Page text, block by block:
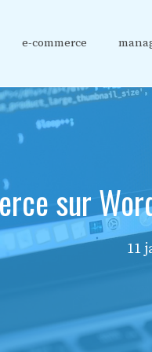
e-commerce
sur
11